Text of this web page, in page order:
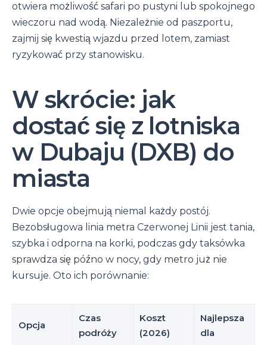
otwiera możliwość safari po pustyni lub spokojnego
wieczoru nad wodą. Niezależnie od paszportu,
zajmij się kwestią wjazdu przed lotem, zamiast
ryzykować przy stanowisku.
W skrócie: jak
dostać się z lotniska
w Dubaju (DXB) do
miasta
Dwie opcje obejmują niemal każdy postój.
Bezobsługowa linia metra Czerwonej Linii jest tania,
szybka i odporna na korki, podczas gdy taksówka
sprawdza się późno w nocy, gdy metro już nie
kursuje. Oto ich porównanie:
Opcja
Czas
podróży
Koszt
(2026)
Najlepsza
dla